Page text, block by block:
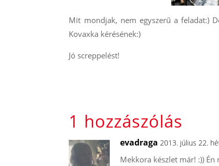
Mit mondjak, nem egyszerű a feladat:)
Kovaxka kérésének:)
Jó screppelést!
1 hozzászólás
evadraga 2013. július 22.
Mekkora készlet már! :))